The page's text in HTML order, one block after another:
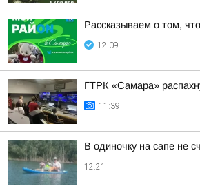
Рассказываем о том,
12:09
ГТРК «Самара»
11:39
В одиночку на сапе не
12:21